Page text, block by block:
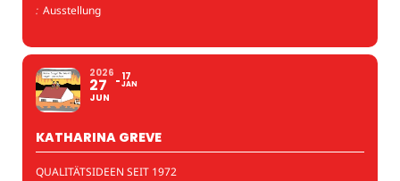
: Ausstellung
2026
27
JUN
17
JAN
KATHARINA GREVE
QUALITÄTSIDEEN SEIT 1972